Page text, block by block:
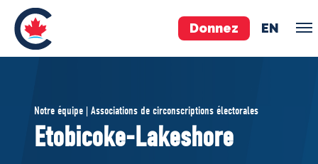
Donnez EN
ÉQUIPE
Pierre Poilievre
Vos députés conservateurs
Notre équipe | Associations de circonscriptions électorales
Etobicoke-Lakeshore